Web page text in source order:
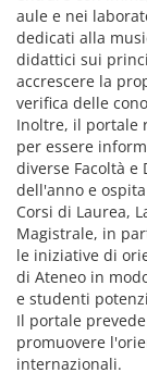
aule e nei
dedicati alla
didattici sui
accrescere la
verifica delle
Inoltre, il portale
per essere
diverse Facoltà
dell'anno e
Corsi di Laurea,
Magistrale, in
le iniziative di
di Ateneo in
e studenti
Il portale
promuovere
internazionali.